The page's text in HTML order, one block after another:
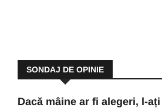
SONDAJ DE OPINIE
Dacă mâine ar fi alegeri, l-